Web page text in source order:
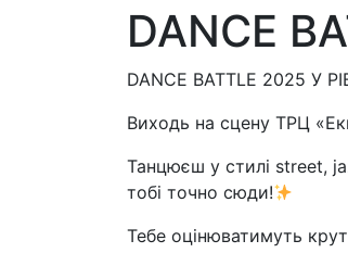
DANCE
DANCE BATTLE 2025 У
Виходь на сцену ТРЦ
Танцюєш у стилі street,
тобі точно сюди!
Тебе оцінюватимуть